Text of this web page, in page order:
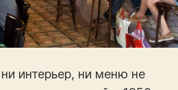
интерьер, ни меню не